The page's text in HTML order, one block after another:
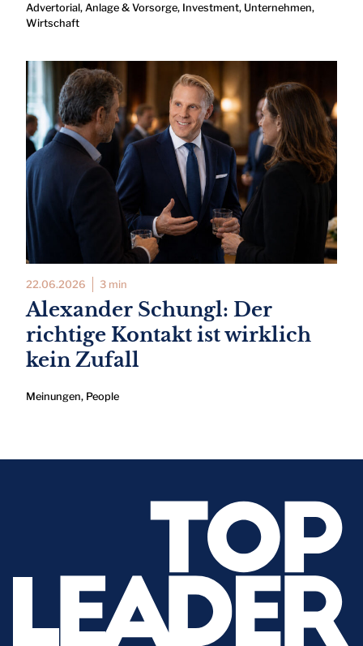
Advertorial, Anlage & Vorsorge, Investment, Unternehmen,
Wirtschaft
22.06.2026 3 min
Alexander Schungl: Der
richtige Kontakt ist wirklich
kein Zufall
Meinungen, People